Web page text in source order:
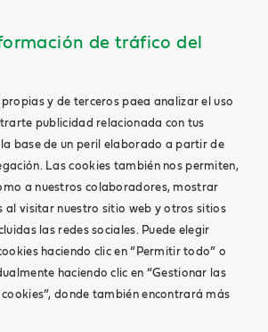
de tráfico del
y de terceros paea analizar el uso
publicidad relacionada con tus
base de un peril elaborado a partir de
Las cookies también nos permiten,
a nuestros colaboradores, mostrar
al visitar nuestro sitio web y otros sitios
las redes sociales. Puede elegir
haciendo clic en “Permitir todo” o
haciendo clic en “Gestionar las
donde también encontrará más